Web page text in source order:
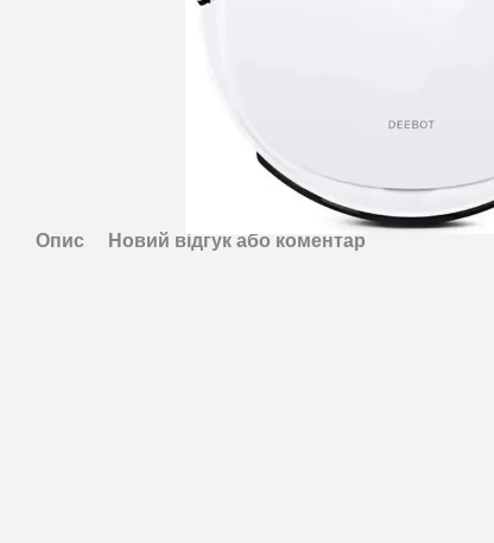
Опис Новий відгук або коментар